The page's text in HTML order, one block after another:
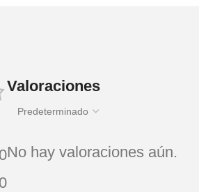
0
0
Valoraciones
No hay valoraciones aún.